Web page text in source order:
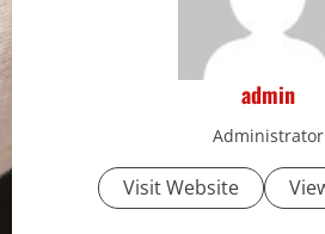
admin
Administrator
Visit Website